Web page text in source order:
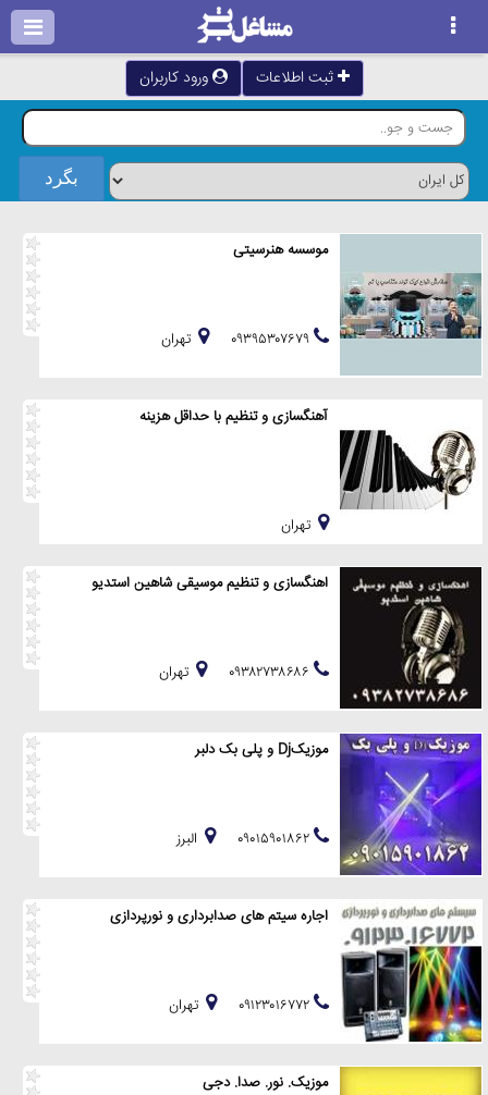
ثبت اطلاعات ورود کاربران
موسسه هنرسیتی
تهران
آهنگسازی و تنظیم با حداقل هزینه
تهران
اهنگسازی و تنظیم موسیقی شاهین استدیو
تهران
موزیکDj و پلی بک دلبر
البرز
اجاره سیتم های صدابرداری و نورپردازی
تهران
موزیک. نور. صدا. دجى